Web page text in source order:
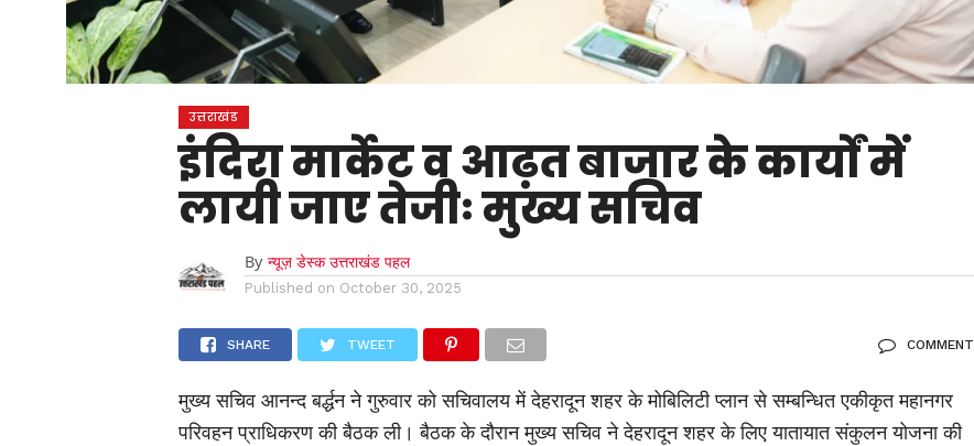
उत्तराखंड
इंदिरा मार्केट व आढ़त बाजार के कार्यों में
लायी जाए तेजीः मुख्य सचिव
By न्यूज़ डेस्क उत्तराखंड पहल
Published on October 30, 2025
SHARE TWEET COMMENT
मुख्य सचिव आनन्द बर्द्धन ने गुरुवार को सचिवालय में देहरादून शहर के मोबिलिटी प्लान से सम्बन्धित एकीकृत महानगर
परिवहन प्राधिकरण की बैठक ली। बैठक के दौरान मुख्य सचिव ने देहरादून शहर के लिए यातायात संकुलन योजना की